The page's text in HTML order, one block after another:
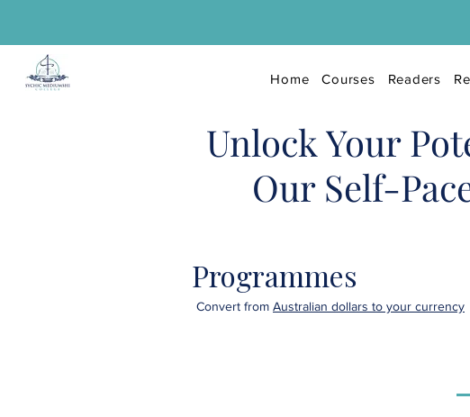
Home Courses Readers
Unlock Your
Our Self-
Programmes
Convert from Australian dollars to your currency